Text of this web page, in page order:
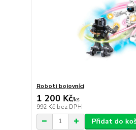
Roboti bojovníci
1 200 Kč/ks
992 Kč bez DPH
Přidat do